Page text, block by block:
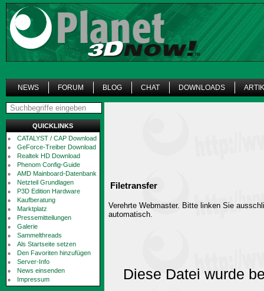
NEWS FORUM BLOG CHAT DOWNLOADS
QUICKLINKS
CATALYST / CAP Download
GeForce-Treiber Download
Realtek HD Download
Phenom Config-Guide
AMD Mainboard-Datenbank
Netzteil Grundlagen
P3D Edition Hardware
Kaufberatung
Marktplatz
Pressemitteilungen
Galerie
Sammelthreads
Als Startseite setzen
Den Favoriten hinzufügen
Server-Info
News einsenden
Impressum
Filetransfer
Verehrte Webmaster. Bitte linken Sie
automatisch.
Diese Datei wurde